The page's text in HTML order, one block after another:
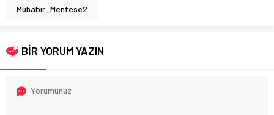
Muhabir_Mentese2
BİR YORUM YAZIN